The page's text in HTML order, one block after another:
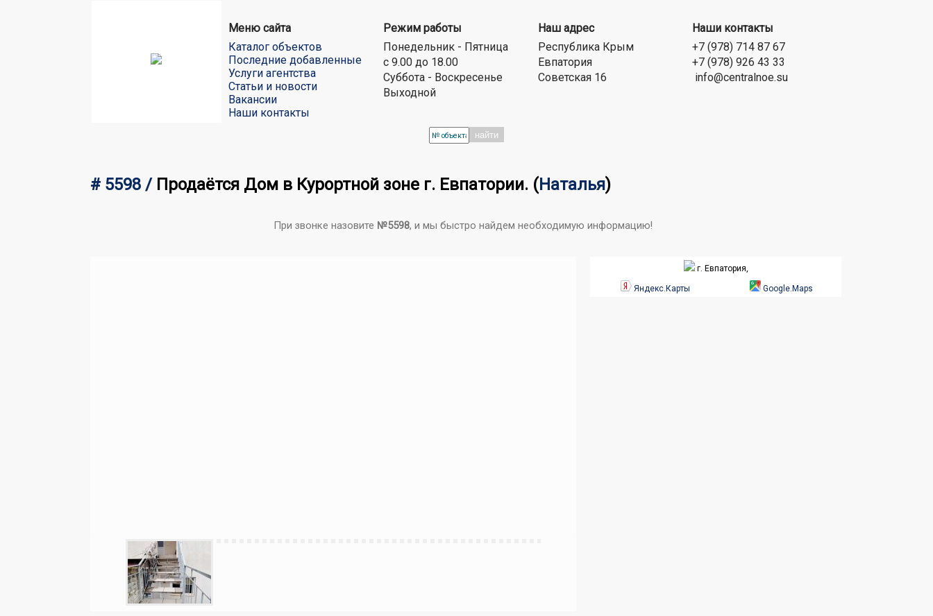
Меню сайта
Каталог объектов
Последние добавленные
Услуги агентства
Статьи и новости
Вакансии
Наши контакты
Режим работы
Понедельник - Пятница
с 9.00 до 18.00
Суббота - Воскресенье
Выходной
Наш адрес
Республика Крым
Евпатория
Советская 16
Наши контакты
+7 (978) 714 87 67
+7 (978) 926 43 33
info@centralnoe.su
найти
# 5598 / Продаётся Дом в Курортной зоне г. Евпатории. (Наталья)
При звонке назовите №5598, и мы быстро найдем необходимую информацию!
г. Евпатория,
Яндекс.Карты Google.Maps